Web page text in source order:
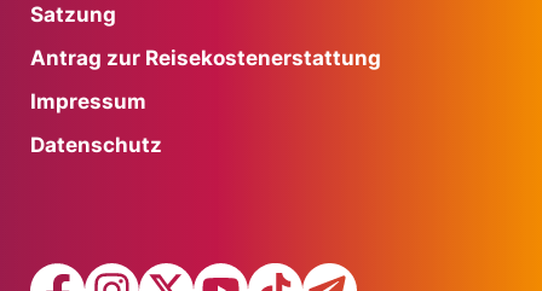
Satzung
Antrag zur Reisekostenerstattung
Impressum
Datenschutz